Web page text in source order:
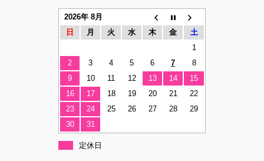
2026年 8月
日
月 火 水 木 金
土
1
2
3 4 5 6 7
8
9
10 11 12 13 14
15
16
17 18 19 20 21
22
23
24 25 26 27 28
29
30
31
定休日